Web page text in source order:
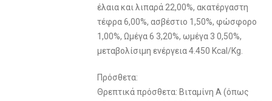
έλαια και λιπαρά 22,00%, ακατέργαστη
τέφρα 6,00%, ασβέστιο 1,50%, φώσφορο
1,00%, Ωμέγα 6 3,20%, ωμέγα 3 0,50%,
μεταβολίσιμη ενέργεια 4.450 Kcal/Kg.
Πρόσθετα:
Θρεπτικά πρόσθετα: Βιταμίνη Α (όπως